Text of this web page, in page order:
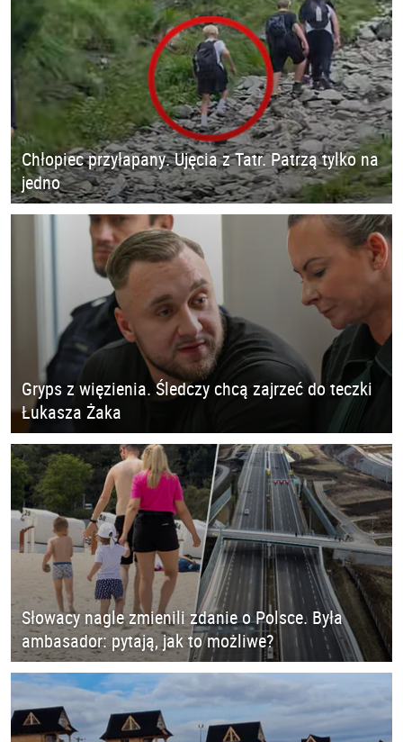
Chłopiec przyłapany. Ujęcia z Tatr. Patrzą tylko na
jedno
Gryps z więzienia. Śledczy chcą zajrzeć do teczki
Łukasza Żaka
Słowacy nagle zmienili zdanie o Polsce. Była
ambasador: pytają, jak to możliwe?